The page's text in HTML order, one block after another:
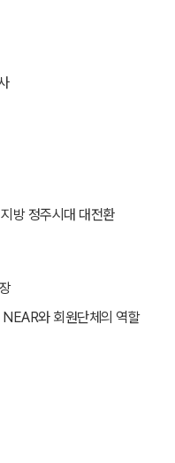
방 정주시대 대전환
와 회원단체의 역할